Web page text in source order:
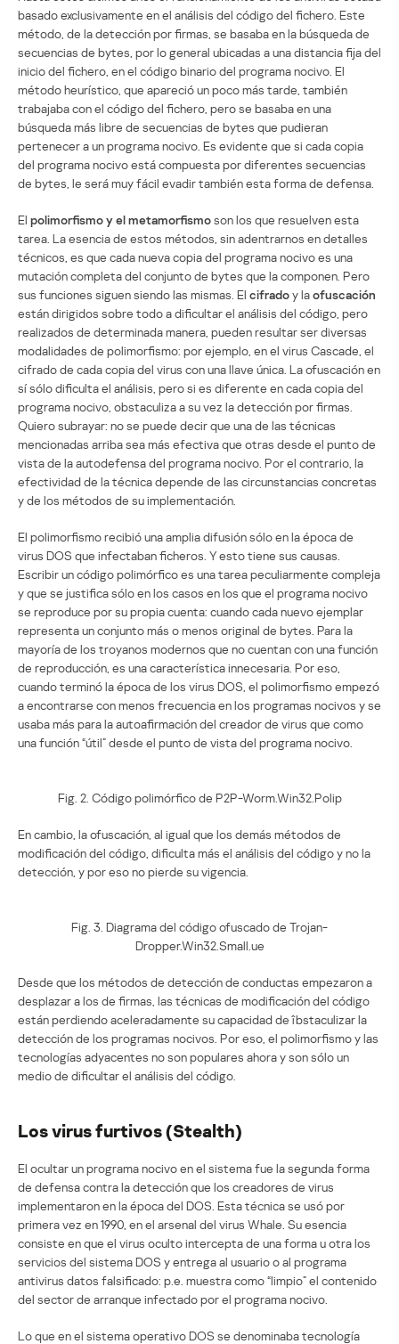
basado exclusivamente en el análisis del código del fichero. Este
método, de la detección por firmas, se basaba en la búsqueda de
secuencias de bytes, por lo general ubicadas a una distancia fija del
inicio del fichero, en el código binario del programa nocivo. El
método heurístico, que apareció un poco más tarde, también
trabajaba con el código del fichero, pero se basaba en una
búsqueda más libre de secuencias de bytes que pudieran
pertenecer a un programa nocivo. Es evidente que si cada copia
del programa nocivo está compuesta por diferentes secuencias
de bytes, le será muy fácil evadir también esta forma de defensa.
El polimorfismo y el metamorfismoson los que resuelven esta
tarea. La esencia de estos métodos, sin adentrarnos en detalles
técnicos, es que cada nueva copia del programa nocivo es una
mutación completa del conjunto de bytes que la componen. Pero
sus funciones siguen siendo las mismas. El cifradoy laofuscación
están dirigidos sobre todo a dificultar el análisis del código, pero
realizados de determinada manera, pueden resultar ser diversas
modalidades de polimorfismo: por ejemplo, en el virus Cascade, el
cifrado de cada copia del virus con una llave única. La ofuscación en
sí sólo dificulta el análisis, pero si es diferente en cada copia del
programa nocivo, obstaculiza a su vez la detección por firmas.
Quiero subrayar: no se puede decir que una de las técnicas
mencionadas arriba sea más efectiva que otras desde el punto de
vista de la autodefensa del programa nocivo. Por el contrario, la
efectividad de la técnica depende de las circunstancias concretas
y de los métodos de su implementación.
El polimorfismo recibió una amplia difusión sólo en la época de
virus DOS que infectaban ficheros. Y esto tiene sus causas.
Escribir un código polimórfico es una tarea peculiarmente compleja
y que se justifica sólo en los casos en los que el programa nocivo
se reproduce por su propia cuenta: cuando cada nuevo ejemplar
representa un conjunto más o menos original de bytes. Para la
mayoría de los troyanos modernos que no cuentan con una función
de reproducción, es una característica innecesaria. Por eso,
cuando terminó la época de los virus DOS, el polimorfismo empezó
a encontrarse con menos frecuencia en los programas nocivos y se
usaba más para la autoafirmación del creador de virus que como
una función “útil” desde el punto de vista del programa nocivo.
Fig. 2. Código polimórfico de P2P-Worm.Win32.Polip
En cambio, la ofuscación, al igual que los demás métodos de
modificación del código, dificulta más el análisis del código y no la
detección, y por eso no pierde su vigencia.
Fig. 3. Diagrama del código ofuscado de Trojan-
Dropper.Win32.Small.ue
Desde que los métodos de detección de conductas empezaron a
desplazar a los de firmas, las técnicas de modificación del código
están perdiendo aceleradamente su capacidad de îbstaculizar la
detección de los programas nocivos. Por eso, el polimorfismo y las
tecnologías adyacentes no son populares ahora y son sólo un
medio de dificultar el análisis del código.
Los virus furtivos (Stealth)
El ocultar un programa nocivo en el sistema fue la segunda forma
de defensa contra la detección que los creadores de virus
implementaron en la época del DOS. Esta técnica se usó por
primera vez en 1990, en el arsenal del virus Whale. Su esencia
consiste en que el virus oculto intercepta de una forma u otra los
servicios del sistema DOS y entrega al usuario o al programa
antivirus datos falsificado: p.e. muestra como “limpio” el contenido
del sector de arranque infectado por el programa nocivo.
Lo que en el sistema operativo DOS se denominaba tecnología